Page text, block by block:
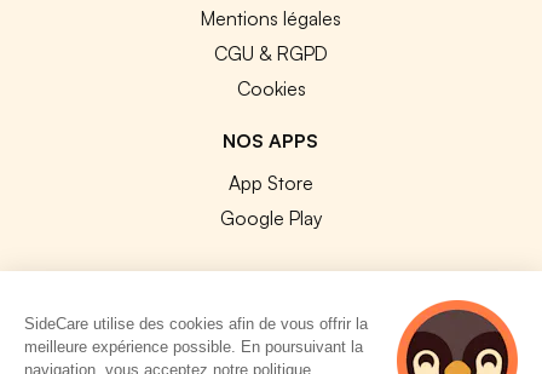
Mentions légales
CGU & RGPD
Cookies
NOS APPS
App Store
Google Play
© 2026 SideCare. Tous droits réservés.
SideCare utilise des cookies afin de vous offrir la
meilleure expérience possible. En poursuivant la
navigation, vous acceptez notre politique.